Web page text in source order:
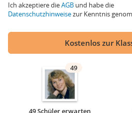
Ich akzeptiere dieAGB und habe die
Datenschutzhinweisezur Kenntnis
Kostenlos zur
49
49 Schüler erwarten